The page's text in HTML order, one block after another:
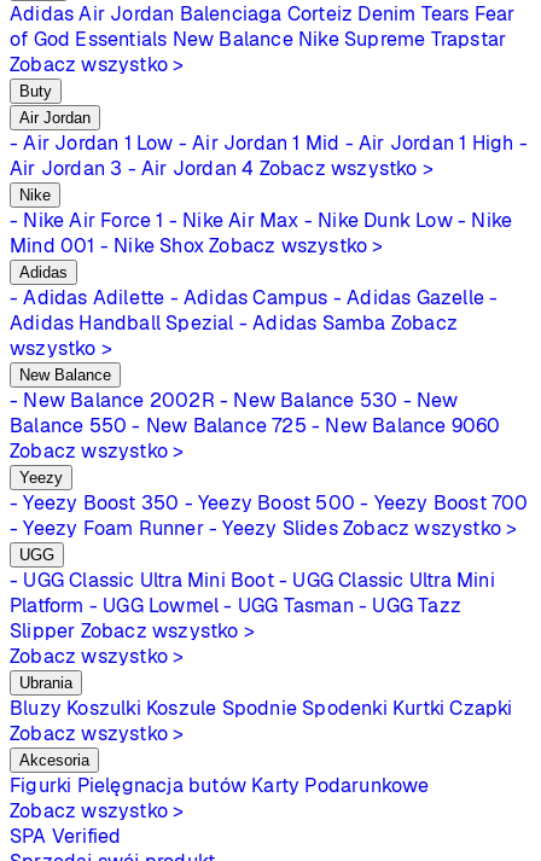
Adidas Air Jordan Balenciaga Corteiz Denim Tears Fear
of God Essentials New Balance Nike Supreme Trapstar
Zobacz wszystko >
Buty
Air Jordan
- Air Jordan 1 Low - Air Jordan 1 Mid - Air Jordan 1 High -
Air Jordan 3 - Air Jordan 4 Zobacz wszystko >
Nike
- Nike Air Force 1 - Nike Air Max - Nike Dunk Low - Nike
Mind 001 - Nike Shox Zobacz wszystko >
Adidas
- Adidas Adilette - Adidas Campus - Adidas Gazelle -
Adidas Handball Spezial - Adidas Samba Zobacz
wszystko >
New Balance
- New Balance 2002R - New Balance 530 - New
Balance 550 - New Balance 725 - New Balance 9060
Zobacz wszystko >
Yeezy
- Yeezy Boost 350 - Yeezy Boost 500 - Yeezy Boost 700
- Yeezy Foam Runner - Yeezy Slides Zobacz wszystko >
UGG
- UGG Classic Ultra Mini Boot - UGG Classic Ultra Mini
Platform - UGG Lowmel - UGG Tasman - UGG Tazz
Slipper Zobacz wszystko >
Zobacz wszystko >
Ubrania
Bluzy Koszulki Koszule Spodnie Spodenki Kurtki Czapki
Zobacz wszystko >
Akcesoria
Figurki Pielęgnacja butów Karty Podarunkowe
Zobacz wszystko >
SPA Verified